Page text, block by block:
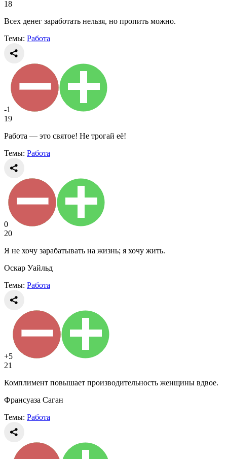
18
Всех денег заработать нельзя, но пропить можно.
Темы: Работа
-1
19
Работа — это святое! Не трогай её!
Темы: Работа
0
20
Я не хочу зарабатывать на жизнь; я хочу жить.
Оскар Уайльд
Темы: Работа
+5
21
Комплимент повышает производительность женщины вдвое.
Франсуаза Саган
Темы: Работа